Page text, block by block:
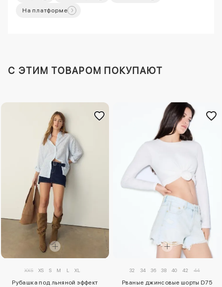
На платформе
C ЭТИМ ТОВАРОМ ПОКУПАЮТ
XXS XS S M L XL
Рубашка под льняной эффект
32 34 36 38 40 42 44
Рваные джинсовые шорты D75